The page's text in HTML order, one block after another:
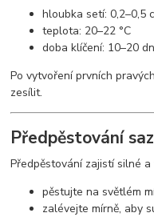
hloubka setí: 0,2–0,5
teplota: 20–22 °C
doba klíčení: 10–20
Po vytvoření prvních
zesílit.
Předpěstování
Předpěstování zajistí silné
pěstujte na světlém
zalévejte mírně, aby